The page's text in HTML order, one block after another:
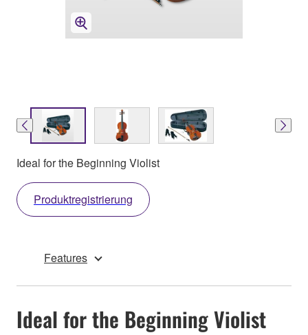
Ideal for the Beginning Violist
Produktregistrierung
Features
Ideal for the Beginning Violist